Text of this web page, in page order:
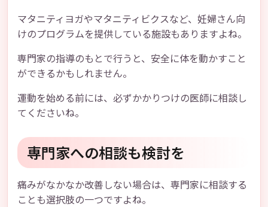
マタニティヨガやマタニティビクスなど、妊婦さん向
けのプログラムを提供している施設もありますよね。
専門家の指導のもとで行うと、安全に体を動かすこと
ができるかもしれません。
運動を始める前には、必ずかかりつけの医師に相談し
てくださいね。
専門家への相談も検討を
痛みがなかなか改善しない場合は、専門家に相談する
ことも選択肢の一つですよね。